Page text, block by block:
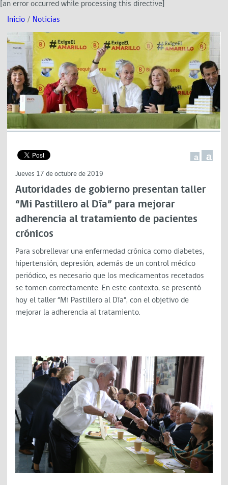
[an error occurred while processing this directive]
Inicio / Noticias
a a
Jueves 17 de octubre de 2019
Autoridades de gobierno presentan taller
“Mi Pastillero al Día” para mejorar
adherencia al tratamiento de pacientes
crónicos
Para sobrellevar una enfermedad crónica como diabetes,
hipertensión, depresión, además de un control médico
periódico, es necesario que los medicamentos recetados
se tomen correctamente. En este contexto, se presentó
hoy el taller “Mi Pastillero al Día”, con el objetivo de
mejorar la adherencia al tratamiento.